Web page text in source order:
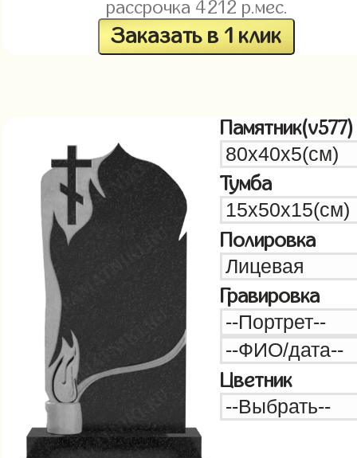
рассрочка 4212 р.мес.
Заказать в 1 клик
Памятник(v577)
Тумба
Полировка
Гравировка
Цветник